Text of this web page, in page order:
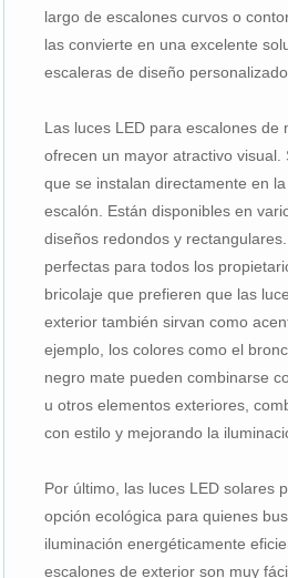
largo de escalones curvos o
las convierte en una excelente
escaleras de diseño personalizado.
Las luces LED para escalones de
ofrecen un mayor atractivo visual.
que se instalan directamente en
escalón. Están disponibles en
diseños redondos y
perfectas para todos los
bricolaje que prefieren que las
exterior también sirvan como
ejemplo, los colores como el
negro mate pueden combinarse
u otros elementos exteriores,
con estilo y mejorando la
Por último, las luces LED solares
opción ecológica para quienes
iluminación energéticamente
escalones de exterior son muy